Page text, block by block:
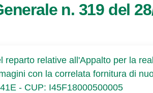
n. 319 del
relative all'Appalto per la
con la correlata fornitura di
- CUP: I45F18000500005